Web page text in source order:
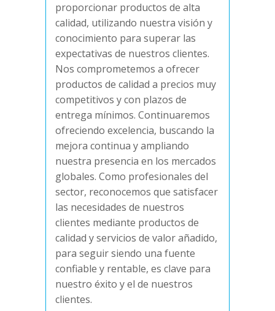
proporcionar productos de alta
calidad, utilizando nuestra visión y
conocimiento para superar las
expectativas de nuestros clientes.
Nos comprometemos a ofrecer
productos de calidad a precios muy
competitivos y con plazos de
entrega mínimos. Continuaremos
ofreciendo excelencia, buscando la
mejora continua y ampliando
nuestra presencia en los mercados
globales. Como profesionales del
sector, reconocemos que satisfacer
las necesidades de nuestros
clientes mediante productos de
calidad y servicios de valor añadido,
para seguir siendo una fuente
confiable y rentable, es clave para
nuestro éxito y el de nuestros
clientes.